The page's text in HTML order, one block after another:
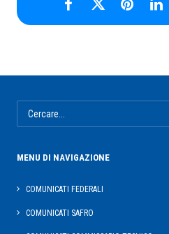
MENU DI NAVIGAZIONE
COMUNICATI FEDERALI
COMUNICATI SAFRO